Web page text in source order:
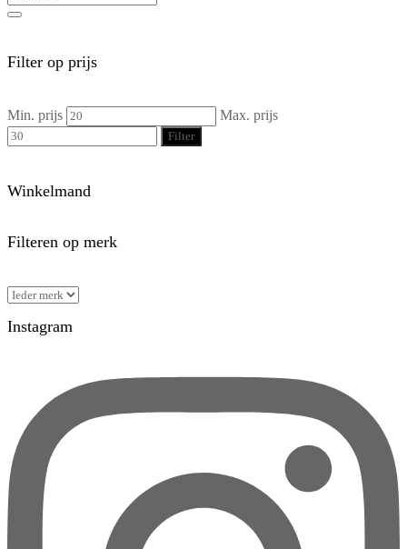
Filter op prijs
Min. prijs Max. prijs
Filter
Winkelmand
Filteren op merk
Instagram